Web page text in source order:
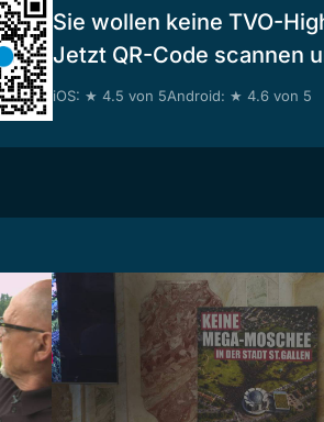
Sie wollen keine TVO-
Jetzt QR-Code scannen
iOS: ★ 4.5 von 5Android: ★ 4.6 von 5